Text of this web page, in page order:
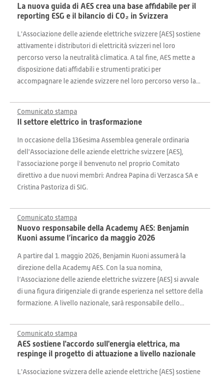
La nuova guida di AES crea una base affidabile per il
reporting ESG e il bilancio di CO₂ in Svizzera
L'Associazione delle aziende elettriche svizzere (AES) sostiene
attivamente i distributori di elettricità svizzeri nel loro
percorso verso la neutralità climatica. A tal fine, AES mette a
disposizione dati affidabili e strumenti pratici per
accompagnare le aziende svizzere nel loro percorso verso la...
Comunicato stampa
Il settore elettrico in trasformazione
In occasione della 136esima Assemblea generale ordinaria
dell'Associazione delle aziende elettriche svizzere (AES),
l'associazione porge il benvenuto nel proprio Comitato
direttivo a due nuovi membri: Andrea Papina di Verzasca SA e
Cristina Pastoriza di SIG.
Comunicato stampa
Nuovo responsabile della Academy AES: Benjamin
Kuoni assume l’incarico da maggio 2026
A partire dal 1. maggio 2026, Benjamin Kuoni assumerà la
direzione della Academy AES. Con la sua nomina,
l’Associazione delle aziende elettriche svizzere (AES) si avvale
di una figura dirigenziale di grande esperienza nel settore della
formazione. A livello nazionale, sarà responsabile dello...
Comunicato stampa
AES sostiene l'accordo sull'energia elettrica, ma
respinge il progetto di attuazione a livello nazionale
L'Associazione svizzera delle aziende elettriche (AES) sostiene